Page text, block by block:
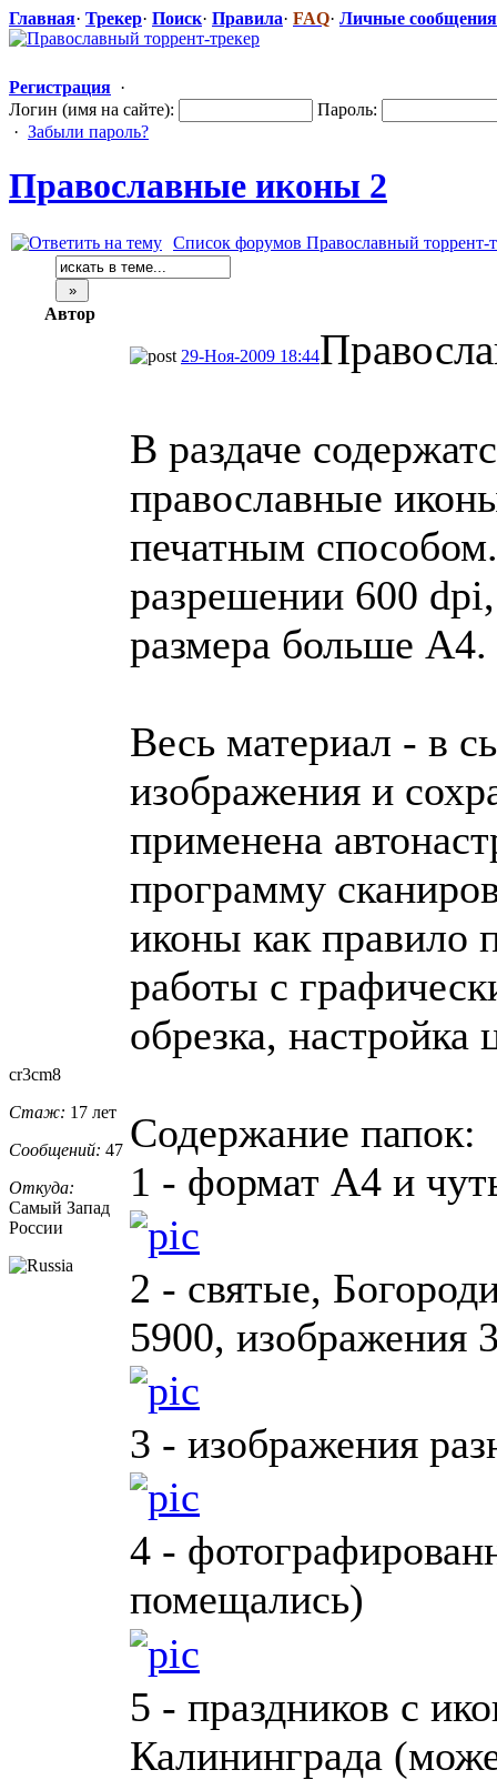
Главная· Трекер· Поиск· Правила· FAQ· Личные сообщения
Регистрация ·
Логин (имя на сайте):
Пароль:
· Забыли пароль?
Православные ​ иконы 2
Список форумов Православный торрент-
Автор
cr3cm8
Стаж: 17 лет
Сообщений: 47
Откуда:
Самый Запад
России
29-Ноя-2009 18:44
В раздаче
православные
печатным
разрешении 600
размера больше A4.
Весь материал - в
изображения и
применена
программу
иконы как правило
работы с
обрезка, настройка
Содержание папок:
1 - формат А4 и
2 - святые,
5900, изображения
3 - изображения
4 -
помещались)
5 - праздников с
Калининграда